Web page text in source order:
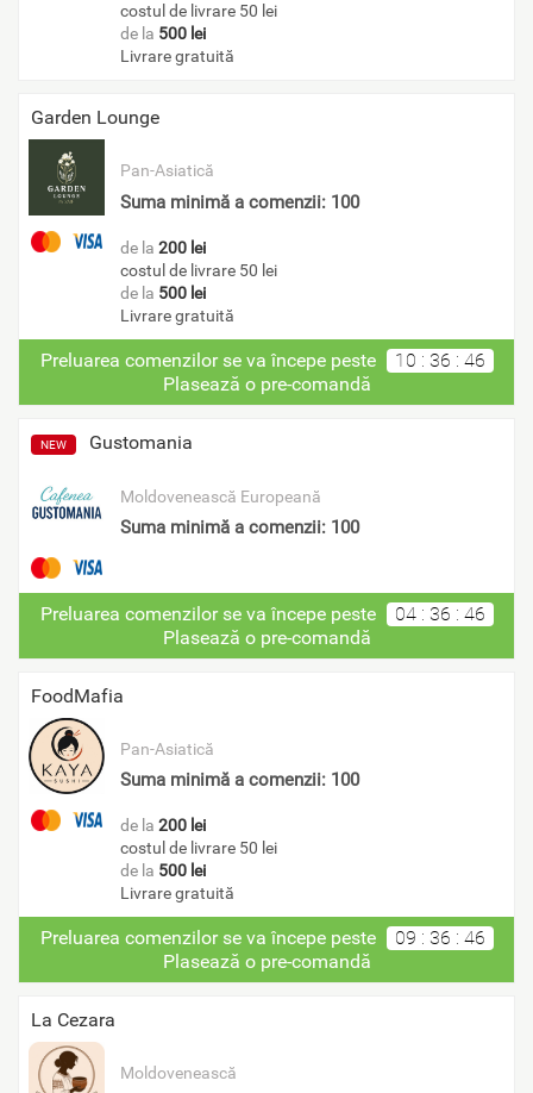
costul de livrare 50 lei
de la 500 lei
Livrare gratuită
Garden Lounge
Pan-Asiatică
Suma minimă a comenzii: 100
de la 200 lei
costul de livrare 50 lei
de la 500 lei
Livrare gratuită
Preluarea comenzilor se va începe peste 10 : 36 : 46
Plasează o pre-comandă
NEW Gustomania
Moldovenească Europeană
Suma minimă a comenzii: 100
Preluarea comenzilor se va începe peste 04 : 36 : 46
Plasează o pre-comandă
FoodMafia
Pan-Asiatică
Suma minimă a comenzii: 100
de la 200 lei
costul de livrare 50 lei
de la 500 lei
Livrare gratuită
Preluarea comenzilor se va începe peste 09 : 36 : 46
Plasează o pre-comandă
La Cezara
Moldovenească